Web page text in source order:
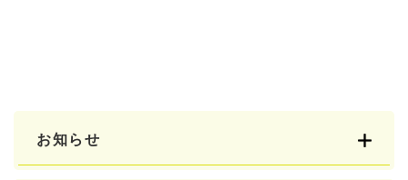
お知らせ